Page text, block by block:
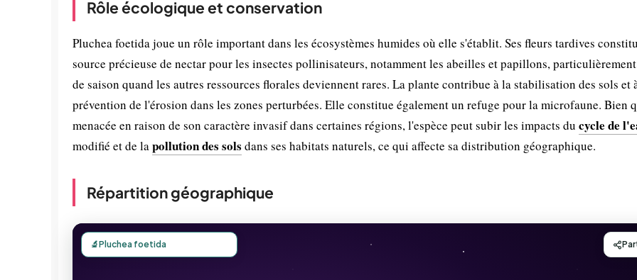
Rôle écologique et conservation
Pluchea foetida joue un rôle important dans les écosystèmes humides où elle s'établit. Ses fleurs tardives
source précieuse de nectar pour les insectes pollinisateurs, notamment les abeilles et papillons,
de saison quand les autres ressources florales deviennent rares. La plante contribue à la stabilisation des sols et
prévention de l'érosion dans les zones perturbées. Elle constitue également un refuge pour la microfaune. Bien
menacée en raison de son caractère invasif dans certaines régions, l'espèce peut subir les impacts du cycle de
modifié et de lapollution des sols dans ses habitats naturels, ce qui affecte sa distribution géographique.
Répartition géographique